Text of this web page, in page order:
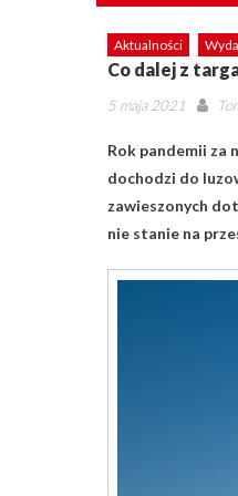
Aktualności
Co dalej z
Posted
5 maja 2021
Rok pandemii za
dochodzi do
zawieszonych
nie stanie na